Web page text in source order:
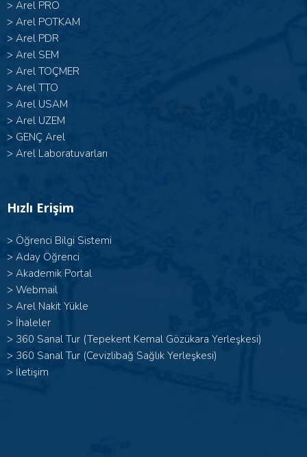
> Arel PRO
> Arel POTKAM
> Arel PDR
> Arel SEM
> Arel TOÇMER
> Arel TTO
> Arel USAM
> Arel UZEM
> GENÇ Arel
> Arel Laboratuvarları
Hızlı Erişim
> Öğrenci Bilgi Sistemi
> Aday Öğrenci
> Akademik Portal
> Webmail
> Arel Nakit Yükle
> İhaleler
> 360 Sanal Tur (Tepekent Kemal Gözükara Yerleşkesi)
> 360 Sanal Tur (Cevizlibağ Sağlık Yerleşkesi)
> İletişim